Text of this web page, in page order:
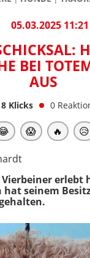
05.03.2025 11:21
BEI
AUS
Klicks 0
😱 🔥 😥
Vierbeiner erlebt
seinem